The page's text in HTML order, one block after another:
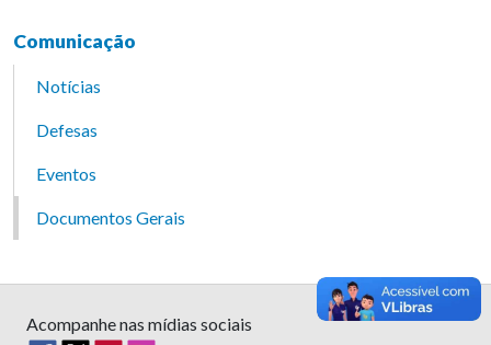
Comunicação
Notícias
Defesas
Eventos
Documentos Gerais
Acompanhe nas mídias sociais